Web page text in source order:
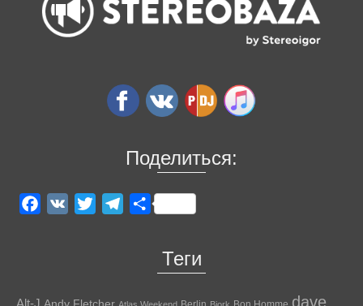
Поделиться:
Facebook
VK Twitter TelegramОтправить
Теги
dave